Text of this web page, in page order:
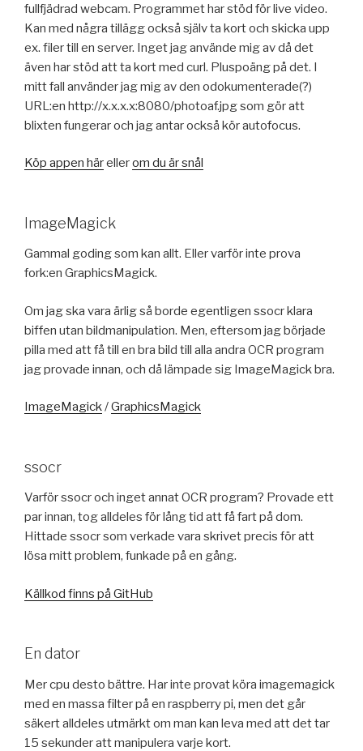
fullfjädrad webcam. Programmet har stöd för live video.
Kan med några tillägg också själv ta kort och skicka upp
ex. filer till en server. Inget jag använde mig av då det
även har stöd att ta kort med curl. Pluspoäng på det. I
mitt fall använder jag mig av den odokumenterade(?)
URL:en http://x.x.x.x:8080/photoaf.jpg som gör att
blixten fungerar och jag antar också kör autofocus.
Köp appen härellerom du är snål
ImageMagick
Gammal goding som kan allt. Eller varför inte prova
fork:en GraphicsMagick.
Om jag ska vara ärlig så borde egentligen ssocr klara
biffen utan bildmanipulation. Men, eftersom jag började
pilla med att få till en bra bild till alla andra OCR program
jag provade innan, och då lämpade sig ImageMagick bra.
ImageMagick/GraphicsMagick
ssocr
Varför ssocr och inget annat OCR program? Provade ett
par innan, tog alldeles för lång tid att få fart på dom.
Hittade ssocr som verkade vara skrivet precis för att
lösa mitt problem, funkade på en gång.
Källkod finns på GitHub
En dator
Mer cpu desto bättre. Har inte provat köra imagemagick
med en massa filter på en raspberry pi, men det går
säkert alldeles utmärkt om man kan leva med att det tar
15 sekunder att manipulera varje kort.